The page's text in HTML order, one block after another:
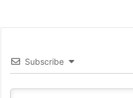
Subscribe